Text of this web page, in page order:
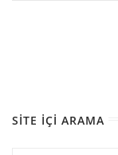
SITE İÇI ARAMA